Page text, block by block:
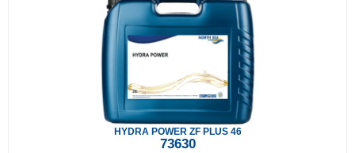
HYDRA POWER ZF PLUS 46
73630